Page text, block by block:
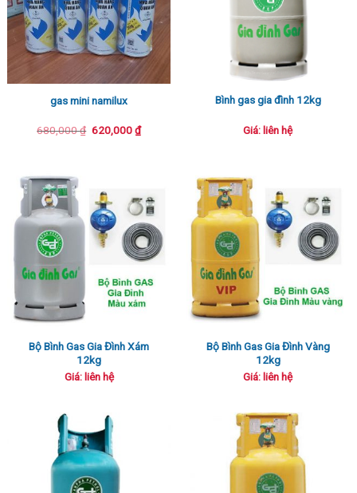
gas mini namilux
680,000₫ Giá
620,000₫Giá
hiện
Bình gas gia đình 12kg
Giá: liên hệ
Bộ Bình Gas Gia Đình Xám
12kg
Giá: liên hệ
Bộ Bình Gas Gia Đình Vàng
12kg
Giá: liên hệ